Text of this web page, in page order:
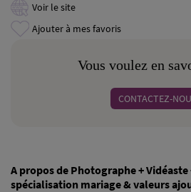
Voir le site
Ajouter à mes favoris
Vous voulez en
CONTACTEZ-
A propos de Photographe +
spécialisation mariage & valeurs